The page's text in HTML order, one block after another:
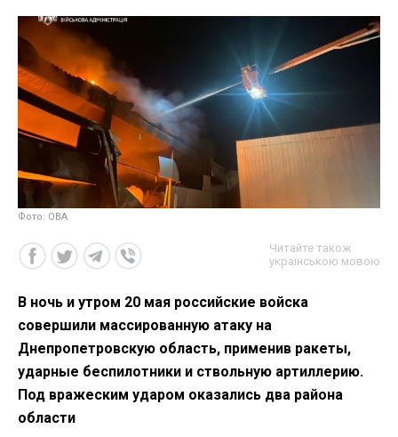
Фото: ОВА
Читайте також
українською мовою
В ночь и утром 20 мая российские войска
совершили массированную атаку на
Днепропетровскую область, применив ракеты,
ударные беспилотники и ствольную артиллерию.
Под вражеским ударом оказались два района
области